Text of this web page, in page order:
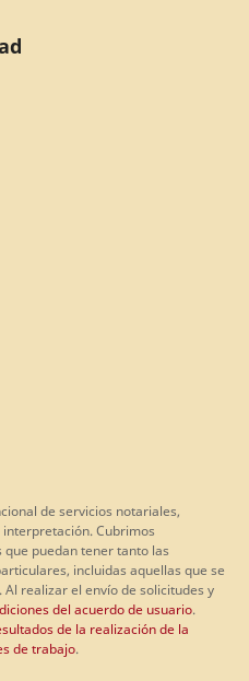
de servicios notariales,
Cubrimos
puedan tener tanto las
incluidas aquellas que se
realizar el envío de solicitudes y
del acuerdo de usuario.
de la realización de la
de trabajo.